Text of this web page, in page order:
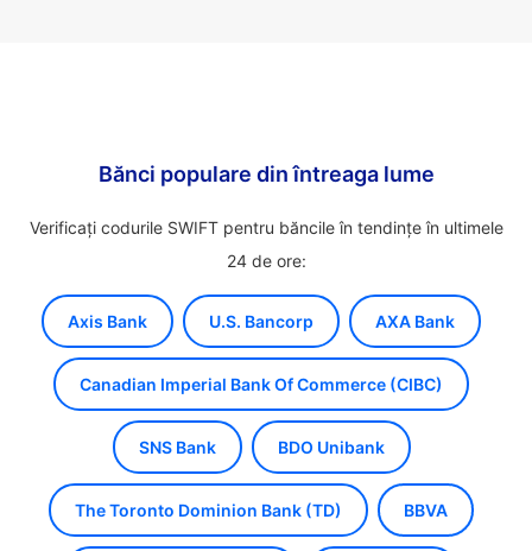
Bănci populare din întreaga lume
Verificați codurile SWIFT pentru băncile în tendințe în ultimele
24 de ore:
Axis Bank U.S. Bancorp AXA Bank
Canadian Imperial Bank Of Commerce (CIBC)
SNS Bank BDO Unibank
The Toronto Dominion Bank (TD) BBVA